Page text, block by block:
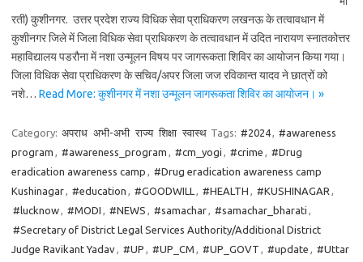
रती) कुशीनगर. उत्तर प्रदेश राज्य विधिक सेवा प्राधिकरण लखनऊ के तत्वावधान में
कुशीनगर जिले में जिला विधिक सेवा प्राधिकरण के तत्वावधान में उदित नारायण स्नातकोत्तर
महाविद्यालय पडरौना में नशा उन्मूलन विषय पर जागरूकता शिविर का आयोजन किया गया।
जिला विधिक सेवा प्राधिकरण के सचिव/अपर जिला जज रविकान्त यादव ने छात्रों को
नशे… Read More: कुशीनगर में नशा उन्मूलन जागरूकता शिविर का आयोजन। »
Category: अपराध अभी-अभी राज्य शिक्षा स्वास्थ Tags: #2024, #awareness
program , #awareness_program , #cm_yogi , #crime , #Drug
eradication awareness camp , #Drug eradication awareness camp
Kushinagar, #education , #GOODWILL , #HEALTH , #KUSHINAGAR ,
#lucknow, #MODI , #NEWS , #samachar, #samachar_bharati ,
#Secretary of District Legal Services Authority/Additional District
Judge Ravikant Yadav, #UP , #UP_CM , #UP_GOVT , #update , #Uttar